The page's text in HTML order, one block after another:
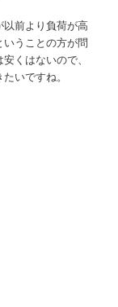
以前より負荷が高
うことの方が問
くはないので、
いですね。